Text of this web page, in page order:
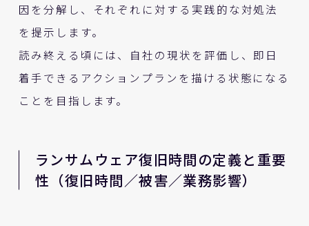
因を分解し、それぞれに対する実践的な対処法
を提示します。
読み終える頃には、自社の現状を評価し、即日
着手できるアクションプランを描ける状態になる
ことを目指します。
ランサムウェア復旧時間の定義と重要
性（復旧時間／被害／業務影響）